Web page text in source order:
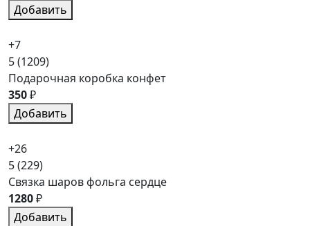
Добавить
+7
5(1209)
Подарочная коробка конфет
350₽
Добавить
+26
5(229)
Связка шаров фольга сердце
1280₽
Добавить